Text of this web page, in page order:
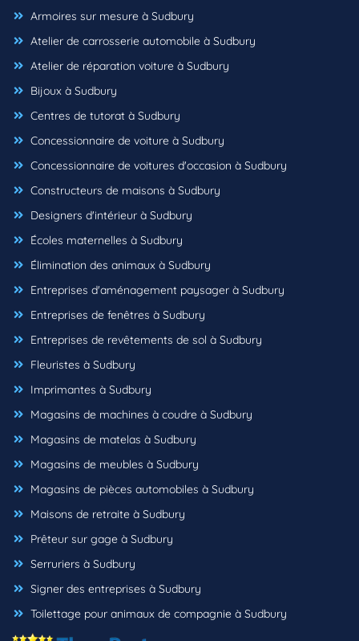
Armoires sur mesure à Sudbury
Atelier de carrosserie automobile à Sudbury
Atelier de réparation voiture à Sudbury
Bijoux à Sudbury
Centres de tutorat à Sudbury
Concessionnaire de voiture à Sudbury
Concessionnaire de voitures d'occasion à Sudbury
Constructeurs de maisons à Sudbury
Designers d'intérieur à Sudbury
Écoles maternelles à Sudbury
Élimination des animaux à Sudbury
Entreprises d'aménagement paysager à Sudbury
Entreprises de fenêtres à Sudbury
Entreprises de revêtements de sol à Sudbury
Fleuristes à Sudbury
Imprimantes à Sudbury
Magasins de machines à coudre à Sudbury
Magasins de matelas à Sudbury
Magasins de meubles à Sudbury
Magasins de pièces automobiles à Sudbury
Maisons de retraite à Sudbury
Prêteur sur gage à Sudbury
Serruriers à Sudbury
Signer des entreprises à Sudbury
Toilettage pour animaux de compagnie à Sudbury